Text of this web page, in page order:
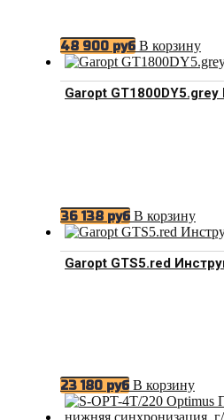
48 900 руб В корзину
Garopt
36 138 руб В корзину
Garopt GTS5.red
23 180 руб В корзину